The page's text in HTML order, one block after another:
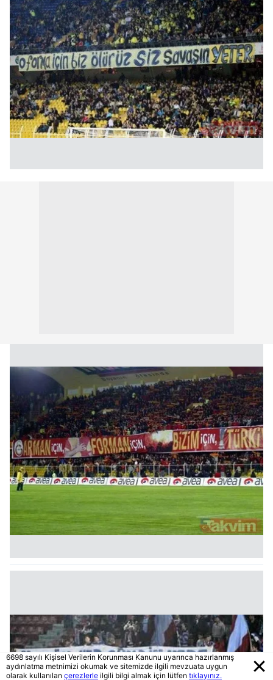
6698 sayılı Kişisel Verilerin Korunması Kanunu uyarınca hazırlanmış
aydınlatma metnimizi okumak ve sitemizde ilgili mevzuata uygun
olarak kullanılan çerezlerle ilgili bilgi almak için lütfen tıklayınız.